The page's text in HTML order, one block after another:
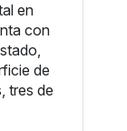
en
con
de
tres de